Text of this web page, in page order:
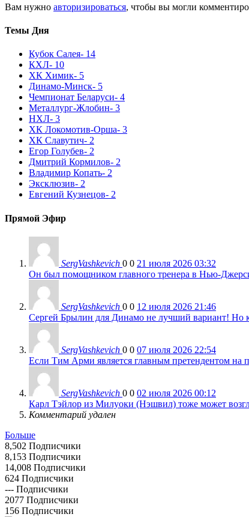
Вам нужно авторизироваться, чтобы вы могли
Темы Дня
Кубок Салея- 14
КХЛ- 10
ХК Химик- 5
Динамо-Минск- 5
Чемпионат Беларуси- 4
Металлург-Жлобин- 3
НХЛ- 3
ХК Локомотив-Орша- 3
ХК Славутич- 2
Егор Голубев- 2
Дмитрий Кормилов- 2
Владимир Копать- 2
Эксклюзив- 2
Евгений Кузнецов- 2
Прямой Эфир
SergVashkevich 0 0 21 июля 2026 03:32
Он был помощником главного тренера в Нью-
SergVashkevich 0 0 12 июля 2026 21:46
Сергей Брылин для Динамо не лучший вариант! Но
SergVashkevich 0 0 07 июля 2026 22:54
Если Тим Арми является главным претендентом на
SergVashkevich 0 0 02 июля 2026 00:12
Карл Тэйлор из Милуоки (Нэшвил) тоже может
Комментарий удален
Больше
8,502 Подписчики
8,153 Подписчики
14,008 Подписчики
624 Подписчики
--- Подписчики
2077 Подписчики
156 Подписчики